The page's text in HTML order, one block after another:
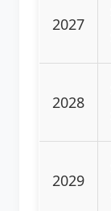
2027
2028
2029